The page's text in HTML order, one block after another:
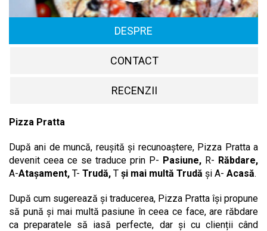
DESPRE
CONTACT
RECENZII
Pizza Pratta
După ani de muncă, reușită și recunoaștere, Pizza Pratta a
devenit ceea ce se traduce prin P- Pasiune, R- Răbdare,
A-Atașament, T- Trudă, T și mai multă Trudă și A- Acasă.
După cum sugerează și traducerea, Pizza Pratta își propune
să pună și mai multă pasiune în ceea ce face, are răbdare
ca preparatele să iasă perfecte, dar și cu clienții când